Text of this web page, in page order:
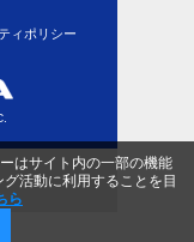
ィポリシー
はサイト内の一部の機能
活動に利用することを目
ら